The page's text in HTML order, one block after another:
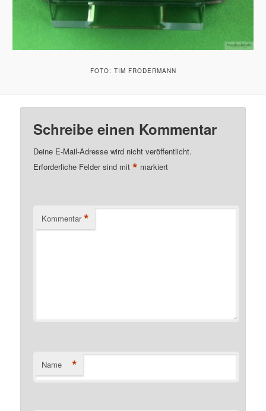
FOTO: TIM FRODERMANN
Schreibe einen Kommentar
Deine E-Mail-Adresse wird nicht veröffentlicht.
Erforderliche Felder sind mit* markiert
Kommentar *
Name *